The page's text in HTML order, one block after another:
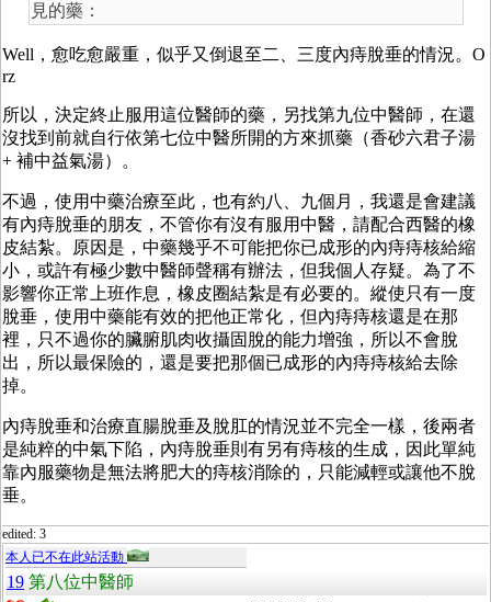
見的藥：
Well，愈吃愈嚴重，似乎又倒退至二、三度內痔脫垂的情況。O
rz
所以，決定終止服用這位醫師的藥，另找第九位中醫師，在還
沒找到前就自行依第七位中醫所開的方來抓藥（香砂六君子湯
+ 補中益氣湯）。
不過，使用中藥治療至此，也有約八、九個月，我還是會建議
有內痔脫垂的朋友，不管你有沒有服用中醫，請配合西醫的橡
皮結紮。原因是，中藥幾乎不可能把你已成形的內痔痔核給縮
小，或許有極少數中醫師聲稱有辦法，但我個人存疑。為了不
影響你正常上班作息，橡皮圈結紮是有必要的。縱使只有一度
脫垂，使用中藥能有效的把他正常化，但內痔痔核還是在那
裡，只不過你的臟腑肌肉收攝固脫的能力增強，所以不會脫
出，所以最保險的，還是要把那個已成形的內痔痔核給去除
掉。
內痔脫垂和治療直腸脫垂及脫肛的情況並不完全一樣，後兩者
是純粹的中氣下陷，內痔脫垂則有另有痔核的生成，因此單純
靠內服藥物是無法將肥大的痔核消除的，只能減輕或讓他不脫
垂。
edited: 3
本人已不在此站活動
19 第八位中醫師